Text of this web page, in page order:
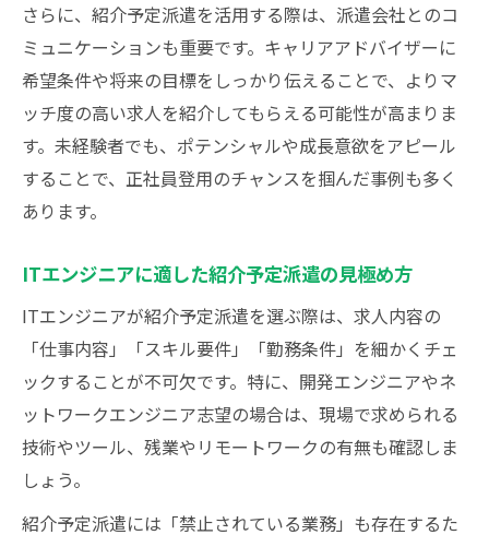
年収や待遇改善を狙うプログラマー必見のポイ
ント
プログラマーが知るべき年収改善の交渉術
ITエンジニア派遣で待遇を上げるポイント
紹介予定派遣で年収アップを目指す実践法
ITエンジニアの給与条件を比較するポイン
ト
派遣から正社員化を成功に導く働き方の秘訣
ITエンジニアが実践する正社員化の働き方
プログラマーが派遣期間に意識すべき行動
紹介予定派遣で信頼を得る職場コミュニケ
ITエンジニア流 正社員登用を勝ち取る戦略
さらに、紹介予定派遣を活用する際は、派遣会社とのコ
ミュニケーションも重要です。キャリアアドバイザーに
希望条件や将来の目標をしっかり伝えることで、よりマ
ッチ度の高い求人を紹介してもらえる可能性が高まりま
す。未経験者でも、ポテンシャルや成長意欲をアピール
することで、正社員登用のチャンスを掴んだ事例も多く
あります。
ITエンジニアに適した紹介予定派遣の見極め方
ITエンジニアが紹介予定派遣を選ぶ際は、求人内容の
「仕事内容」「スキル要件」「勤務条件」を細かくチェ
ックすることが不可欠です。特に、開発エンジニアやネ
ットワークエンジニア志望の場合は、現場で求められる
技術やツール、残業やリモートワークの有無も確認しま
しょう。
紹介予定派遣には「禁止されている業務」も存在するた